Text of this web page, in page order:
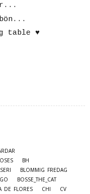
table ♥
BH
BLOMMIG FREDAG
BOSSE_THE_CAT
DE FLORES CHI
CV